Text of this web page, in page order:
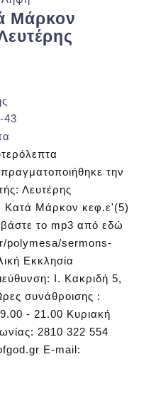
Μάρκον
43
την
Λευτέρης
Κατά Μάρκον κεφ.ε'(5)
το mp3 από εδώ
polymesa/sermons-
Εκκλησία
Ι. Κακριδή 5,
συνάθροισης :
- 21.00 Κυριακή
2810 322 554
E-mail: